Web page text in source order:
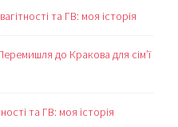
та ГВ: моя історія
до Кракова для сім’ї
та ГВ: моя історія